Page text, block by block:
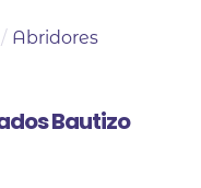
/ Abridores
Bautizo